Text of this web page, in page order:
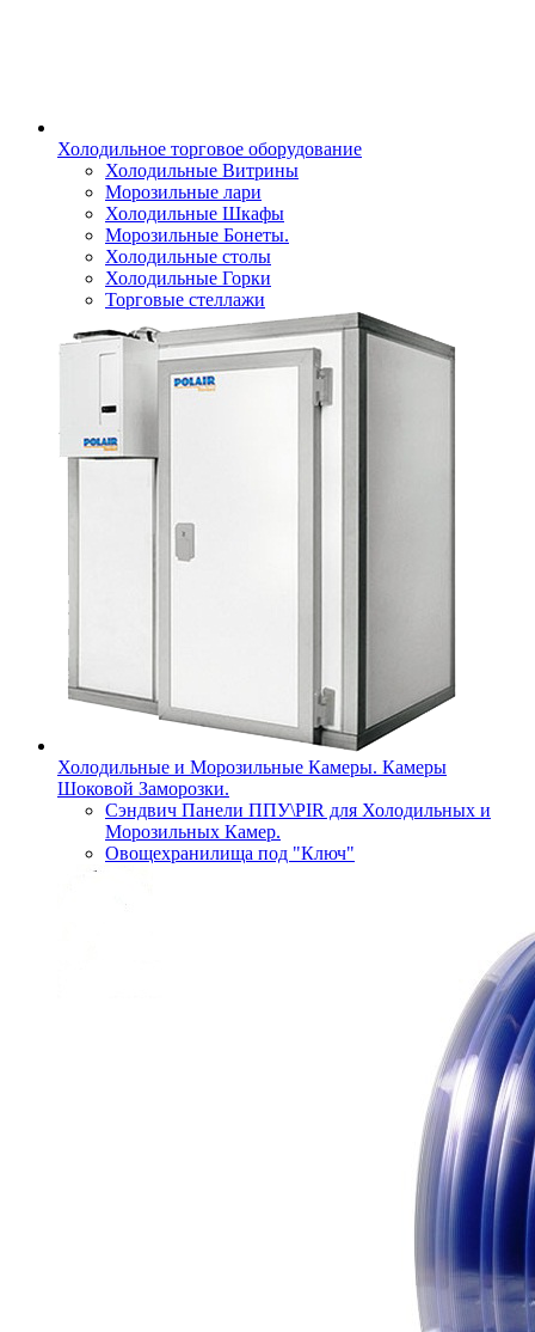
Холодильное торговое оборудование
Холодильные Витрины
Морозильные лари
Холодильные Шкафы
Морозильные Бонеты.
Холодильные столы
Холодильные Горки
Торговые стеллажи
Холодильные и Морозильные Камеры. Камеры
Шоковой Заморозки.
Сэндвич Панели ППУ\PIR для Холодильных и
Морозильных Камер.
Овощехранилища под "Ключ"